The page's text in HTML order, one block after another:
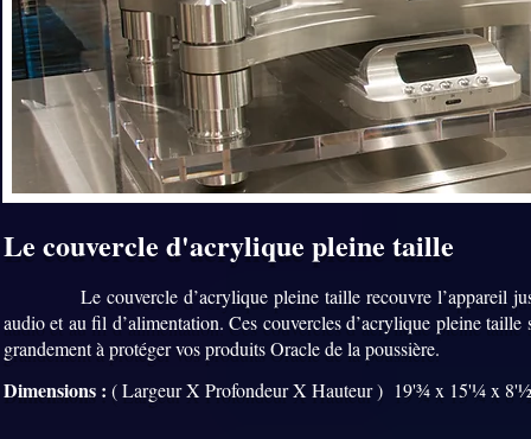
Le couvercle d'acrylique pleine taille
Le couvercle d’acrylique pleine taille recouvre l’appareil
audio et au fil d’alimentation. Ces couvercles d’acrylique pleine
grandement à protéger vos produits Oracle de la poussière.
Dimensions : ( Largeur X Profondeur X Hauteur ) 19'¾ x 15'¼ x